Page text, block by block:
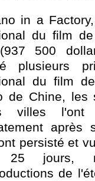
in a
du film
500
plusieurs
du film
de Chine,
villes
après
persisté et
25 jours,
de